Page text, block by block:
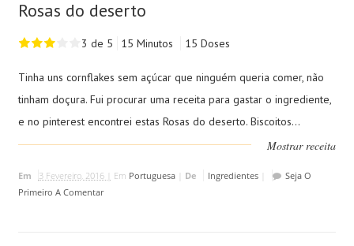
Rosas do deserto
3 de 5 15 Minutos 15 Doses
Tinha uns cornflakes sem açúcar que ninguém queria comer, não
tinham doçura. Fui procurar uma receita para gastar o ingrediente,
e no pinterest encontrei estas Rosas do deserto. Biscoitos...
Mostrar receita
Em 3 Fevereiro, 2016 | Em Portuguesa| De Ingredientes|
Seja O
Primeiro A Comentar